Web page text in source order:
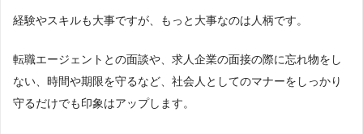
経験やスキルも大事ですが、もっと大事なのは人柄です。
転職エージェントとの面談や、求人企業の面接の際に忘れ物をし
ない、時間や期限を守るなど、社会人としてのマナーをしっかり
守るだけでも印象はアップします。